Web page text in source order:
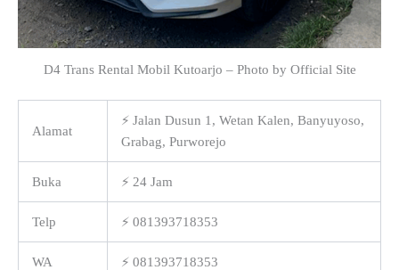
D4 Trans Rental Mobil Kutoarjo – Photo by Official Site
Alamat
⚡ Jalan Dusun 1, Wetan Kalen, Banyuyoso,
Grabag, Purworejo
Buka ⚡ 24 Jam
Telp ⚡ 081393718353
WA ⚡ 081393718353